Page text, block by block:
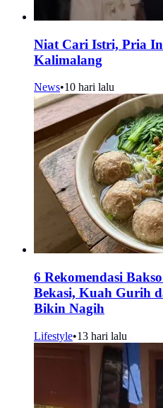
Niat Cari Istri, Pria
Kalimalang
News•10 hari lalu
6 Rekomendasi
Bekasi, Kuah Gurih
Bikin Nagih
Lifestyle•13 hari lalu